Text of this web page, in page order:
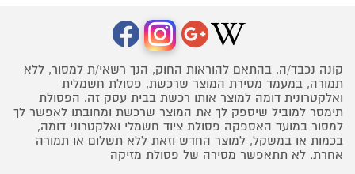
קונה נכבד/ה, בהתאם להוראות החוק, הנך רשאי/ת למסור, ללא
תמורה, במעמד מסירת המוצר שרכשת, פסולת חשמלית
ואלקטרונית דומה למוצר אותו רכשת בבית עסק זה. הפסולת
תימסר למוביל שיספק לך את המוצר שרכשת ומחובתו לאפשר לך
למסור במועד האספקה פסולת ציוד חשמלי ואלקטרוני דומה,
בכמות או במשקל, למוצר החדש וזאת ללא תשלום או תמורה
אחרת. לא תתאפשר מסירה של פסולת מזיקה